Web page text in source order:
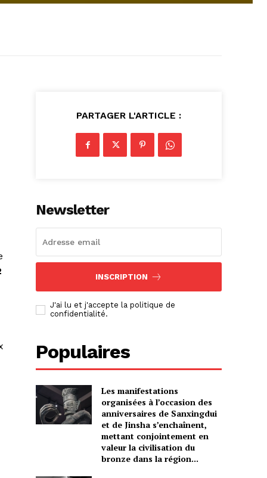
PARTAGER L'ARTICLE :
Newsletter
INSCRIPTION
J'ai lu et j'accepte la politique de
confidentialité.
Populaires
Les manifestations
organisées à l’occasion des
anniversaires de Sanxingdui
et de Jinsha s’enchaînent,
mettant conjointement en
valeur la civilisation du
bronze dans la région...